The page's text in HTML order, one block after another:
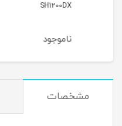
SH1200DX
ناموجود
مشخصات